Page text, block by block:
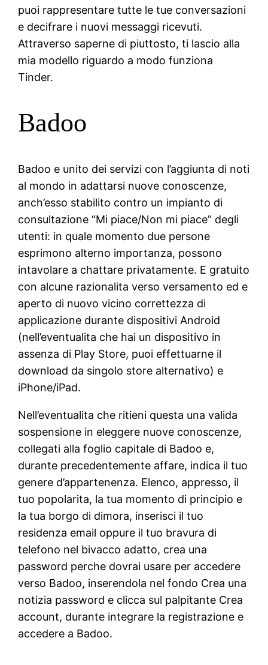
puoi rappresentare tutte le tue conversazioni
e decifrare i nuovi messaggi ricevuti.
Attraverso saperne di piuttosto, ti lascio alla
mia modello riguardo a modo funziona
Tinder.
Badoo
Badoo e unito dei servizi con l’aggiunta di noti
al mondo in adattarsi nuove conoscenze,
anch’esso stabilito contro un impianto di
consultazione “Mi piace/Non mi piace” degli
utenti: in quale momento due persone
esprimono alterno importanza, possono
intavolare a chattare privatamente. E gratuito
con alcune razionalita verso versamento ed e
aperto di nuovo vicino correttezza di
applicazione durante dispositivi Android
(nell’eventualita che hai un dispositivo in
assenza di Play Store, puoi effettuarne il
download da singolo store alternativo) e
iPhone/iPad.
Nell’eventualita che ritieni questa una valida
sospensione in eleggere nuove conoscenze,
collegati alla foglio capitale di Badoo e,
durante precedentemente affare, indica il tuo
genere d’appartenenza. Elenco, appresso, il
tuo popolarita, la tua momento di principio e
la tua borgo di dimora, inserisci il tuo
residenza email oppure il tuo bravura di
telefono nel bivacco adatto, crea una
password perche dovrai usare per accedere
verso Badoo, inserendola nel fondo Crea una
notizia password e clicca sul palpitante Crea
account, durante integrare la registrazione e
accedere a Badoo.